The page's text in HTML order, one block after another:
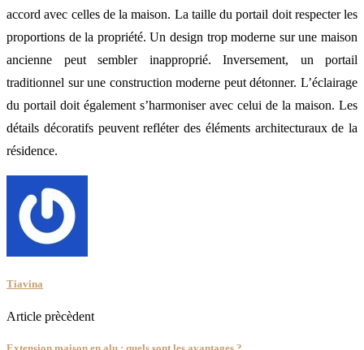
accord avec celles de la maison. La taille du portail doit respecter les
proportions de la propriété. Un design trop moderne sur une maison
ancienne peut sembler inapproprié. Inversement, un portail
traditionnel sur une construction moderne peut détonner. L’éclairage
du portail doit également s’harmoniser avec celui de la maison. Les
détails décoratifs peuvent refléter des éléments architecturaux de la
résidence.
Tiavina
Article prècèdent